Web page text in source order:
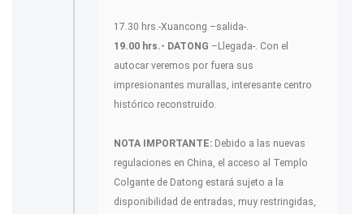
17.30 hrs.-Xuancong –salida-.
19.00 hrs.- DATONG –Llegada-. Con el
autocar veremos por fuera sus
impresionantes murallas, interesante centro
histórico reconstruido.
NOTA IMPORTANTE: Debido a las nuevas
regulaciones en China, el acceso al Templo
Colgante de Datong estará sujeto a la
disponibilidad de entradas, muy restringidas,